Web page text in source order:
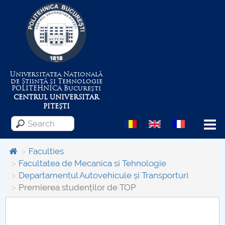
Universitatea Națională
de Știință și Tehnologie
POLITEHNICABucurești
CENTRUL UNIVERSITAR
PITEȘTI
Menu
About the University
Centrul de Management al Proiectelor
Faculties
Facultatea de Mecanica si Tehnologie
Departamentul Autovehicule și Transporturi
Premierea studenților de TOP